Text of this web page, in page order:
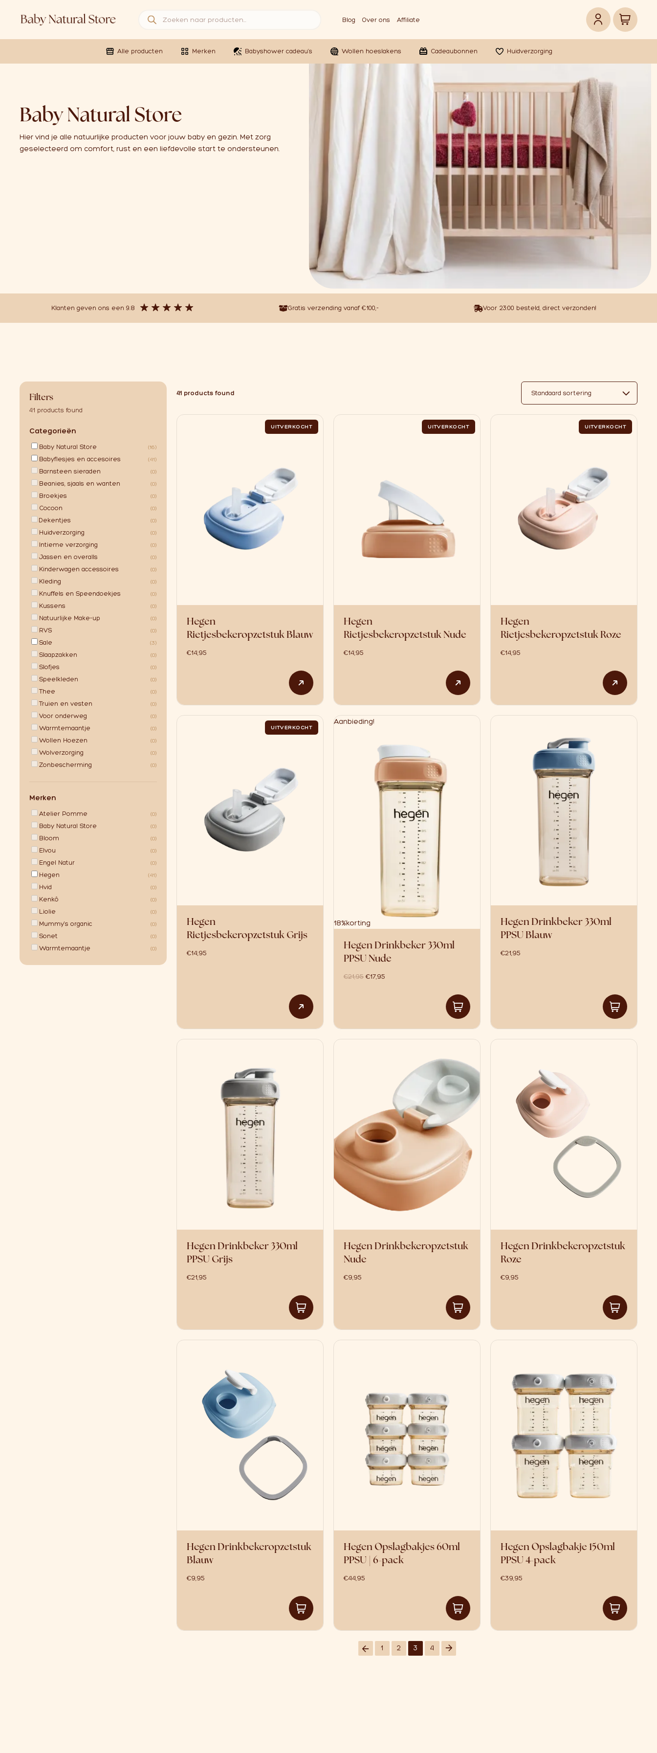
Blog
Over ons Affiliate
Alle producten Merken Babyshower cadeau’s Wollen hoeslakens Cadeaubonnen Huidverzorging
Baby Natural Store
Hier vind je alle natuurlijke producten voor jouw baby en gezin. Met zorg
geselecteerd om comfort, rust en een liefdevolle start te ondersteunen.
Klanten geven ons een 9.8 Gratis verzending vanaf €100,- Voor 23:00 besteld, direct verzonden!
Filters
41 products found
Categorieën
Baby Natural Store (16)
Babyflesjes en accesoires (41)
Barnsteen sieraden (0)
Beanies, sjaals en wanten (0)
Broekjes (0)
Cocoon (0)
Dekentjes (0)
Huidverzorging (0)
Intieme verzorging (0)
Jassen en overalls (0)
Kinderwagen accessoires (0)
Kleding (0)
Knuffels en Speendoekjes (0)
Kussens (0)
Natuurlijke Make-up (0)
RVS (0)
Sale (3)
Slaapzakken (0)
Slofjes (0)
Speelkleden (0)
Thee (0)
Truien en vesten (0)
Voor onderweg (0)
Warmtemaantje (0)
Wollen Hoezen (0)
Wolverzorging (0)
Zonbescherming (0)
Merken
Atelier Pomme (0)
Baby Natural Store (0)
Bloom (0)
Elvou (0)
Engel Natur (0)
Hegen (41)
Hvid (0)
Kenkô (0)
Liolie (0)
Mummy's organic (0)
Sonet (0)
Warmtemaantje (0)
41 products found
UITVERKOCHT
Hegen
Rietjesbekeropzetstuk Blauw
€14,95
UITVERKOCHT
Hegen
Rietjesbekeropzetstuk Nude
€14,95
UITVERKOCHT
Hegen
Rietjesbekeropzetstuk Roze
€14,95
UITVERKOCHT
Hegen
Rietjesbekeropzetstuk Grijs
€14,95
Aanbieding!
18%korting
Hegen Drinkbeker 330ml
PPSU Nude
€21,95 oorspronkelijke prijs was: €21,95.
€17,95huidige prijs is: €17,95.
Hegen Drinkbeker 330ml
PPSU Blauw
€21,95
Hegen Drinkbeker 330ml
PPSU Grijs
€21,95
Hegen Drinkbekeropzetstuk
Nude
€9,95
Hegen Drinkbekeropzetstuk
Roze
€9,95
Hegen Drinkbekeropzetstuk
Blauw
€9,95
Hegen Opslagbakjes 60ml
PPSU | 6-pack
€44,95
Hegen Opslagbakje 150ml
PPSU 4-pack
€39,95
1 2 3 4